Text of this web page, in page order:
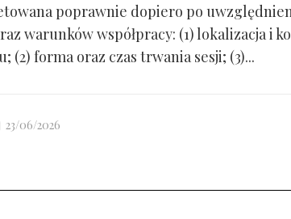
poprawnie dopiero po
warunków współpracy: (1) lokalizacja i
(2) forma oraz czas trwania sesji; (3)...
23/06/2026